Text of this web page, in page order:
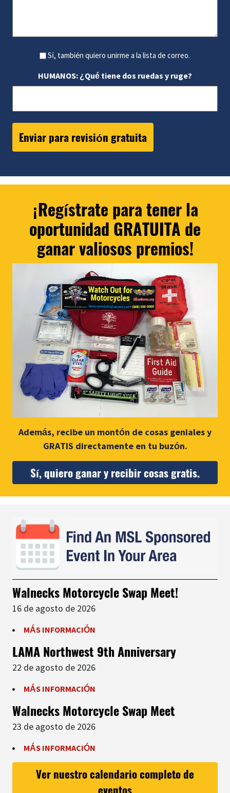
Sí, también quiero unirme a la lista de correo.
HUMANOS: ¿Qué tiene dos ruedas y ruge?
¡Regístrate para tener la
oportunidad GRATUITA de
ganar valiosos premios!
Además, recibe un montón de cosas geniales y
GRATIS directamente en tu buzón.
Sí, quiero ganar y recibir cosas gratis.
Walnecks Motorcycle Swap Meet!
16 de agosto de 2026
MÁS INFORMACIÓN
LAMA Northwest 9th Anniversary
22 de agosto de 2026
MÁS INFORMACIÓN
Walnecks Motorcycle Swap Meet
23 de agosto de 2026
MÁS INFORMACIÓN
Ver nuestro calendario completo de
eventos